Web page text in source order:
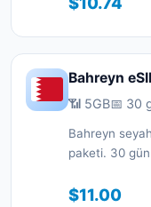
Bahreyn
📶 5GB📅 30
Bahreyn
paketi. 30
$11.00